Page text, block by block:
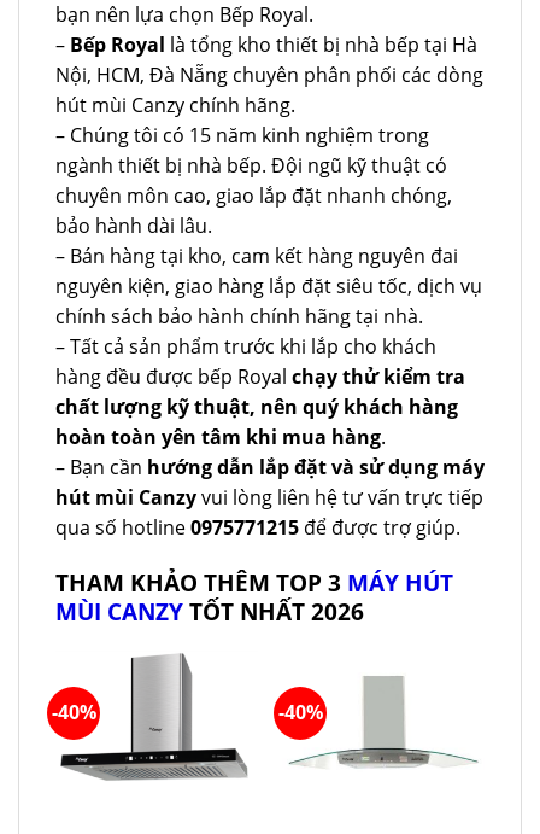
bạn nên lựa chọn Bếp Royal.
– Bếp Royal là tổng kho thiết bị nhà bếp tại Hà
Nội, HCM, Đà Nẵng chuyên phân phối các dòng
hút mùi Canzy chính hãng.
– Chúng tôi có 15 năm kinh nghiệm trong
ngành thiết bị nhà bếp. Đội ngũ kỹ thuật có
chuyên môn cao, giao lắp đặt nhanh chóng,
bảo hành dài lâu.
– Bán hàng tại kho, cam kết hàng nguyên đai
nguyên kiện, giao hàng lắp đặt siêu tốc, dịch vụ
chính sách bảo hành chính hãng tại nhà.
– Tất cả sản phẩm trước khi lắp cho khách
hàng đều được bếp Royal chạy thử kiểm tra
chất lượng kỹ thuật, nên quý khách hàng
hoàn toàn yên tâm khi mua hàng.
– Bạn cần hướng dẫn lắp đặt và sử dụng máy
hút mùi Canzyvui lòng liên hệ tư vấn trực tiếp
qua số hotline0975771215 để được trợ giúp.
THAM KHẢO THÊM TOP 3 MÁY HÚT
MÙI CANZYTỐT NHẤT 2026
-40% -40%